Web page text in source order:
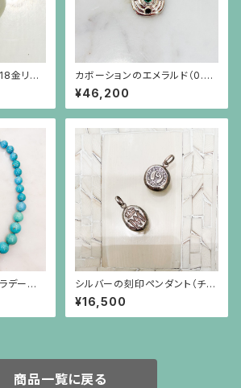
金リン
カボーションのエメラルド（0.82
ct）を4つの小さなエメラルドが
取り巻くシルバーペンダント（チ
ェーン別）
¥46,200
ーショ
シルバーの刻印ペンダント（チェ
ーン別）
¥16,500
商品一覧に戻る